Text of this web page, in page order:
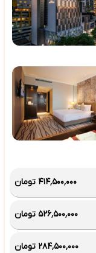
۴۱۴٬۵۰۰٬۰۰۰ تومان
۵۲۶٬۵۰۰٬۰۰۰ تومان
۲۸۴٬۵۰۰٬۰۰۰ تومان